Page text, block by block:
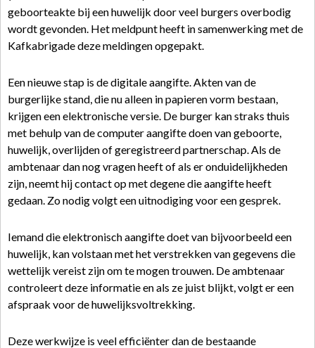
geboorteakte bij een huwelijk door veel burgers overbodig
wordt gevonden. Het meldpunt heeft in samenwerking met de
Kafkabrigade deze meldingen opgepakt.
Een nieuwe stap is de digitale aangifte. Akten van de
burgerlijke stand, die nu alleen in papieren vorm bestaan,
krijgen een elektronische versie. De burger kan straks thuis
met behulp van de computer aangifte doen van geboorte,
huwelijk, overlijden of geregistreerd partnerschap. Als de
ambtenaar dan nog vragen heeft of als er onduidelijkheden
zijn, neemt hij contact op met degene die aangifte heeft
gedaan. Zo nodig volgt een uitnodiging voor een gesprek.
Iemand die elektronisch aangifte doet van bijvoorbeeld een
huwelijk, kan volstaan met het verstrekken van gegevens die
wettelijk vereist zijn om te mogen trouwen. De ambtenaar
controleert deze informatie en als ze juist blijkt, volgt er een
afspraak voor de huwelijksvoltrekking.
Deze werkwijze is veel efficiënter dan de bestaande